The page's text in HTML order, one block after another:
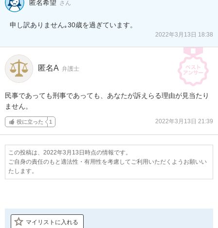
匿名希望 さん
申し訳ありません｡30歳を過ぎています。
2022年3月13日 18:38
匿名A 弁護士
民事であっても刑事であっても、あなたが訴えらる理由が見当たり
ません。
役に立った 1 2022年3月13日 21:39
この投稿は、2022年3月13日時点の情報です。
ご自身の責任のもと適法性・有用性を考慮してご利用いただくようお願いい
たします。
マイリストに入れる